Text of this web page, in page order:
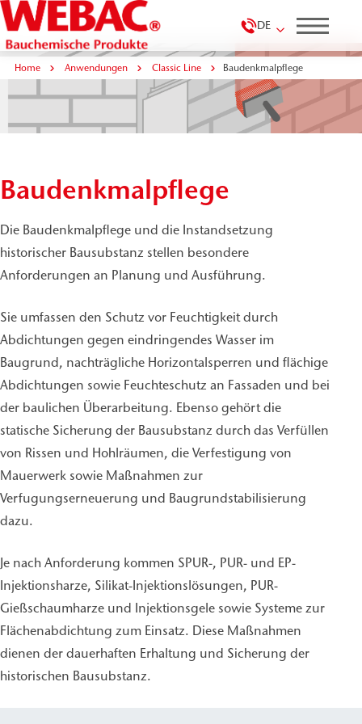
DE
Home Anwendungen Classic Line Baudenkmalpflege
Baudenkmalpflege
Die Baudenkmalpflege und die Instandsetzung
historischer Bausubstanz stellen besondere
Anforderungen an Planung und Ausführung.
Sie umfassen den Schutz vor Feuchtigkeit durch
Abdichtungen gegen eindringendes Wasser im
Baugrund, nachträgliche Horizontalsperren und flächige
Abdichtungen sowie Feuchteschutz an Fassaden und bei
der baulichen Überarbeitung. Ebenso gehört die
statische Sicherung der Bausubstanz durch das Verfüllen
von Rissen und Hohlräumen, die Verfestigung von
Mauerwerk sowie Maßnahmen zur
Verfugungserneuerung und Baugrundstabilisierung
dazu.
Je nach Anforderung kommen SPUR-, PUR- und EP-
Injektionsharze, Silikat-Injektionslösungen, PUR-
Gießschaumharze und Injektionsgele sowie Systeme zur
Flächenabdichtung zum Einsatz. Diese Maßnahmen
dienen der dauerhaften Erhaltung und Sicherung der
historischen Bausubstanz.